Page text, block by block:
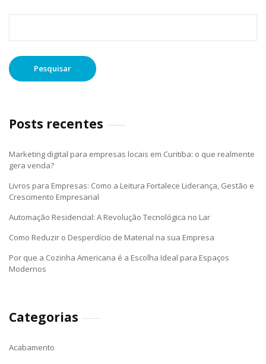
Posts recentes
Marketing digital para empresas locais em Curitiba: o que realmente
gera venda?
Livros para Empresas: Como a Leitura Fortalece Liderança, Gestão e
Crescimento Empresarial
Automação Residencial: A Revolução Tecnológica no Lar
Como Reduzir o Desperdício de Material na sua Empresa
Por que a Cozinha Americana é a Escolha Ideal para Espaços
Modernos
Categorias
Acabamento